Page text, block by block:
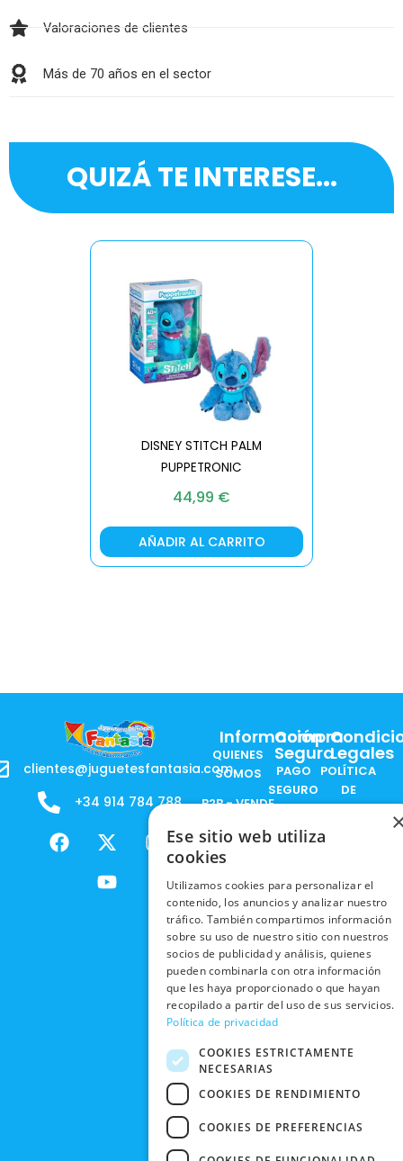
Valoraciones de clientes
Más de 70 años en el sector
QUIZÁ TE INTERESE...
DISNEY STITCH PALM
PUPPETRONIC
44,99 €
AÑADIR AL CARRITO
clientes@juguetesfantasia.com
+34 914 784 788
F
a
X
-
t
w
m
Y
o
u
t
Información
QUIENES
SOMOS
B2B - VENDE
PRODUCTOS
SOCIAL
TRABAJA
CON
NOSOTROS
NUESTRAS
TIENDAS
FRIDAY
Compra
Segura
PAGO
SEGURO
NACIONALES
INTERNACIONALES
RECOGIDA
EN TIENDA
DEVOLUCIONES
Y CAMBIOS
CANCELAR
Legales
POLÍTICA
DE
COOKIES
POLÍTICAS
EN RRSS
POLÍTICA DE
PRIVACIDAD
CONDICIONES
DE COMPRA
Ese sitio web utiliza
cookies
Utilizamos cookies para personalizar el
contenido, los anuncios y analizar nuestro
tráfico. También compartimos información
sobre su uso de nuestro sitio con nuestros
socios de publicidad y análisis, quienes
pueden combinarla con otra información
que les haya proporcionado o que hayan
recopilado a partir del uso de sus servicios.
Política de privacidad
COOKIES ESTRICTAMENTE
NECESARIAS
COOKIES DE RENDIMIENTO
COOKIES DE PREFERENCIAS